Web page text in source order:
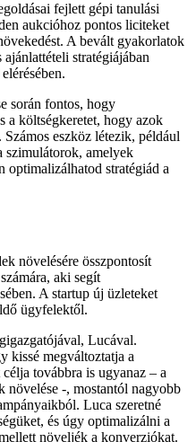
fejlett gépi tanulási
aukcióhoz pontos liciteket
A bevált gyakorlatok
stratégiájában
során fontos, hogy
a költségkeretet, hogy azok
eszköz létezik, például
szimulátorok, amelyek
optimalizálhatod stratégiád a
növelésére összpontosít
aki segít
A startup új üzleteket
ügyfelektől.
Lucával.
kissé megváltoztatja a
továbbra is ugyanaz – a
növelése -, mostantól nagyobb
Luca szeretné
és úgy optimalizálni a
növeljék a konverziókat.